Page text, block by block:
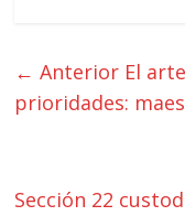
← Anterior El
prioridades:
Sección 22